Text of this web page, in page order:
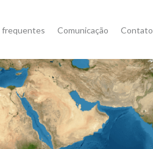
frequentes Comunicação Contato